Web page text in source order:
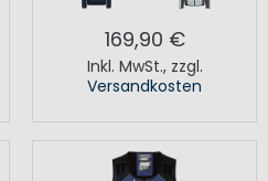
169,90 €
Inkl. MwSt., zzgl.
Versandkosten